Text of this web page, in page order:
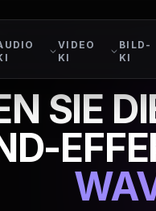
VIDEO
KI
BILD-
KI
SIE